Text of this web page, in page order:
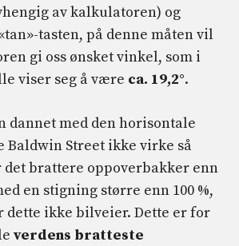
av kalkulatoren) og
tasten, på denne måten vil
gi oss ønsket vinkel, som i
viser seg å være ca. 19,2°.
dannet med den horisontale
Baldwin Street ikke virke så
det brattere oppoverbakker enn
en stigning større enn 100 %,
dette ikke bilveier. Dette er for
verdens bratteste